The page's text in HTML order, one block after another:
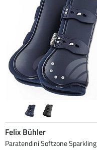
Felix Bühler
Paratendini Softzone Sparkling